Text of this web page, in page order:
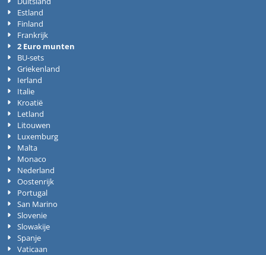
Estland
Finland
Frankrijk
2 Euro munten
BU-sets
Griekenland
Ierland
Italie
Kroatië
Letland
Litouwen
Luxemburg
Malta
Monaco
Nederland
Oostenrijk
Portugal
San Marino
Slovenie
Slowakije
Spanje
Vaticaan